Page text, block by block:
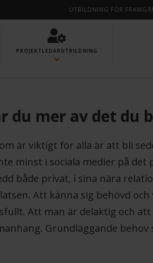
du mer av det du
är viktigt för alla är att bli
minst i sociala medier på det
både privat, i sina nära
Att känna sig behövd
Att man är delaktig och att
Grundläggande
UTBILDNING FÖR
PROJEKTLEDAR­UTBILDNING